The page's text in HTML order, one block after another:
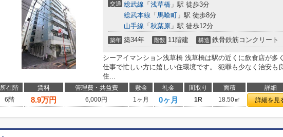
交通 総武線 「 浅草橋 」駅 徒歩3分
総武本線 「 馬喰町 」駅 徒歩8分
山手線 「 秋葉原 」駅 徒歩12分
築年 築34年 階数 11階建 構造 鉄骨鉄筋コンクリート
シーアイマンション浅草橋 浅草橋は駅の近くに飲食店が多
仕事で忙しい方に嬉しい住環境です。 犯罪も少なく治安も
住...
所在階 賃料 管理費・共益費 敷金 礼金 間取り 面積 詳細
6階
8.9万円 6,000円 1ヶ月 0ヶ月 1R 18.50㎡ 詳細を見